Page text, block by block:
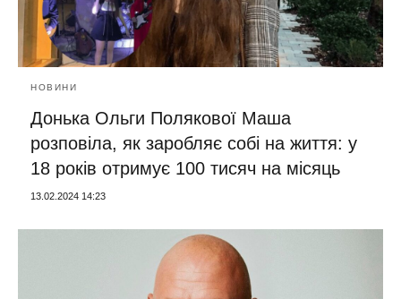
НОВИНИ
Донька Ольги Полякової Маша
розповіла, як заробляє собі на життя: у
18 років отримує 100 тисяч на місяць
13.02.2024 14:23